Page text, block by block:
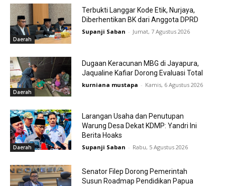
Daerah
Terbukti Langgar Kode Etik, Nurjaya,
Diberhentikan BK dari Anggota DPRD
Supanji Saban - Jumat, 7 Agustus 2026
Daerah
Dugaan Keracunan MBG di Jayapura,
Jaqualine Kafiar Dorong Evaluasi Total
kurniana mustapa - Kamis, 6 Agustus 2026
Daerah
Larangan Usaha dan Penutupan
Warung Desa Dekat KDMP: Yandri Ini
Berita Hoaks
Supanji Saban - Rabu, 5 Agustus 2026
Senator Filep Dorong Pemerintah
Susun Roadmap Pendidikan Papua